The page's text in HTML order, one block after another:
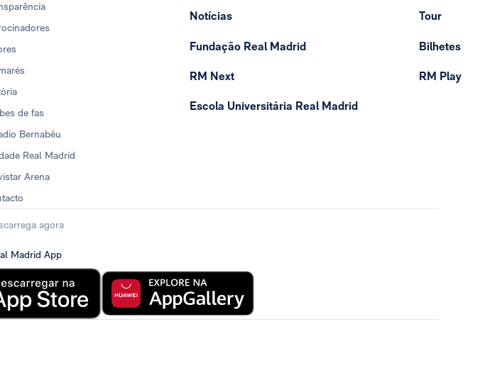
de fas
Bernabéu
Real Madrid
Arena
Notícias
Fundação Real Madrid
RM Next
Escola Universitária Real Madrid
Tour
Bilhetes
RM Play
agora
Madrid App